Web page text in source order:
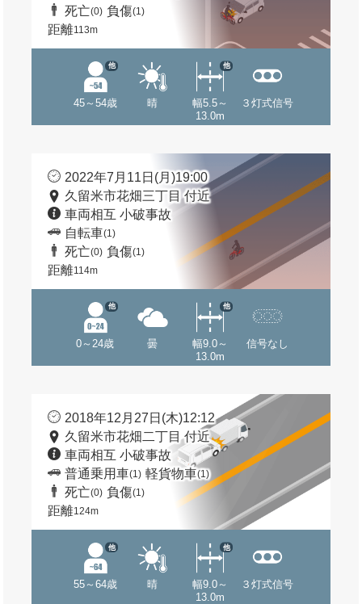
死亡(0) 負傷(1)
距離113m
45～54歳
他
晴
幅5.5～
13.0m
他
３灯式信号
2022年7月11日(月)19:00
久留米市花畑三丁目 付近
車両相互 小破事故
自転車(1)
死亡(0) 負傷(1)
距離114m
0～24歳
他
曇
幅9.0～
13.0m
他
信号なし
2018年12月27日(木)12:12
久留米市花畑二丁目 付近
車両相互 小破事故
普通乗用車(1) 軽貨物車(1)
死亡(0) 負傷(1)
距離124m
55～64歳
他
晴
幅9.0～
13.0m
他
３灯式信号